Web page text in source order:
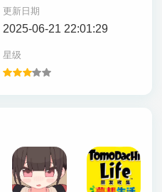
更新日期
2025-06-21 22:01:29
星级